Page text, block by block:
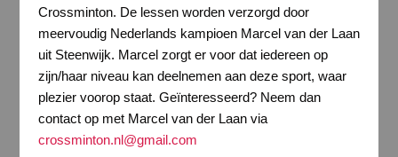
Crossminton. De lessen worden verzorgd door
meervoudig Nederlands kampioen Marcel van der Laan
uit Steenwijk. Marcel zorgt er voor dat iedereen op
zijn/haar niveau kan deelnemen aan deze sport, waar
plezier voorop staat. Geïnteresseerd? Neem dan
contact op met Marcel van der Laan via
crossminton.nl@gmail.com